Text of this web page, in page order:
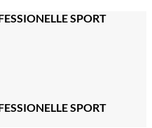
SPORT
SPORT